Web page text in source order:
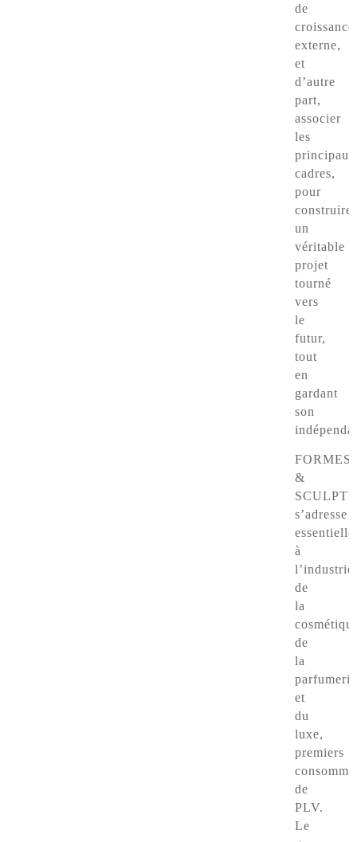
de
croissance
externe,
et
d’autre
part,
associer
les
principaux
cadres,
pour
construire
un
véritable
projet
tourné
vers
le
futur,
tout
en
gardant
son
FORMES
&
s’adresse
à
l’industrie
de
la
de
la
parfumerie
et
du
luxe,
premiers
de
PLV.
Le